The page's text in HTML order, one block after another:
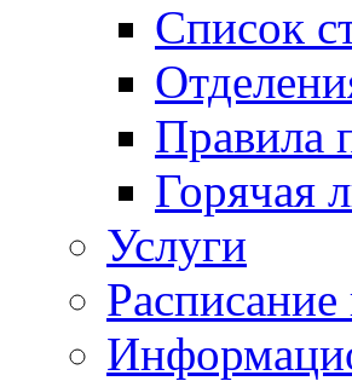
Список
Правила
Горячая
Услуги
Расписание